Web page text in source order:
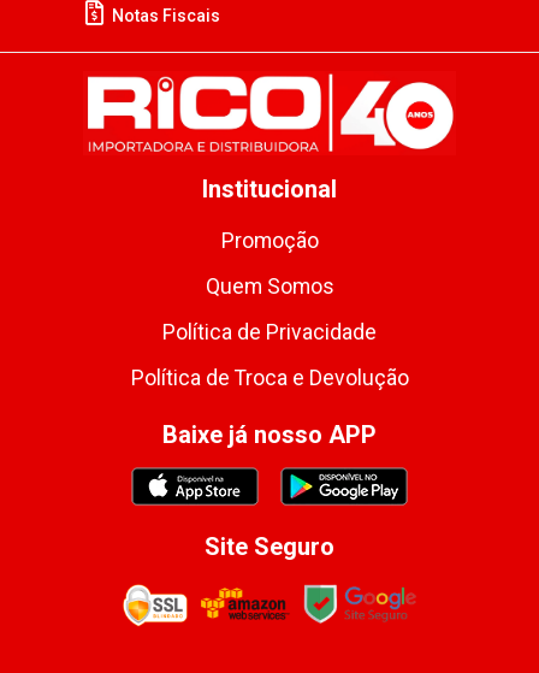
Notas Fiscais
Institucional
Promoção
Quem Somos
Política de Privacidade
Política de Troca e Devolução
Baixe já nosso APP
Site Seguro